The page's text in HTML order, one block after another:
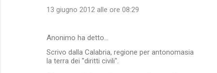
13 giugno 2012 alle ore 08:29
Anonimo ha detto…
Scrivo dalla Calabria, regione per antonomasia
la terra dei "diritti civili".